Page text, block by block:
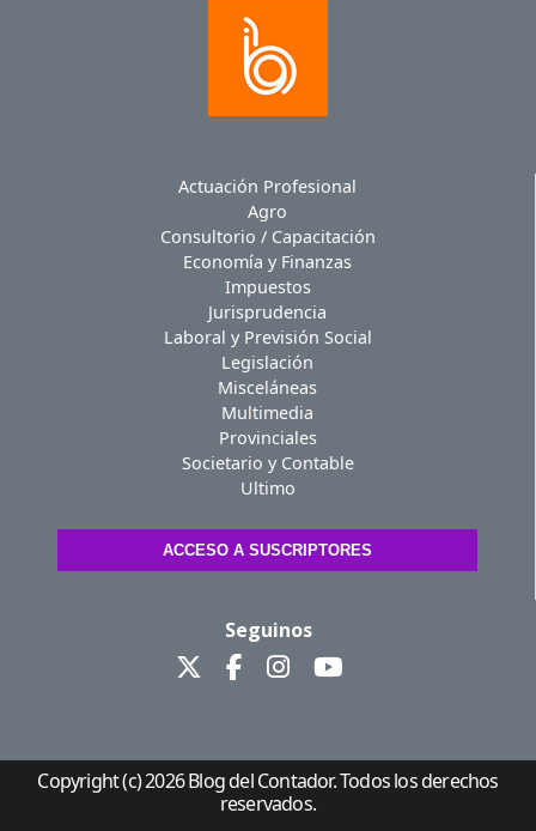
Actuación Profesional
Agro
Consultorio / Capacitación
Economía y Finanzas
Impuestos
Jurisprudencia
Laboral y Previsión Social
Legislación
Misceláneas
Multimedia
Provinciales
Societario y Contable
Ultimo
ACCESO A SUSCRIPTORES
Seguinos
Copyright (c) 2026 Blog del Contador. Todos los derechos
reservados.